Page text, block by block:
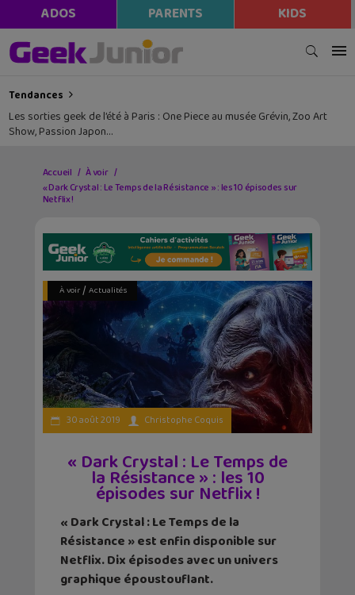
ADOS PARENTS KIDS
Tendances
Les sorties geek de l’été à Paris : One Piece au musée Grévin, Zoo Art
Show, Passion Japon…
Accueil
À voir
« Dark Crystal : Le Temps de la Résistance » : les 10 épisodes sur
Netflix !
À voir/ Actualités
30 août 2019 Christophe Coquis
« Dark Crystal : Le Temps de
la Résistance » : les 10
épisodes sur Netflix !
« Dark Crystal : Le Temps de la
Résistance » est enfin disponible sur
Netflix. Dix épisodes avec un univers
graphique époustouflant.